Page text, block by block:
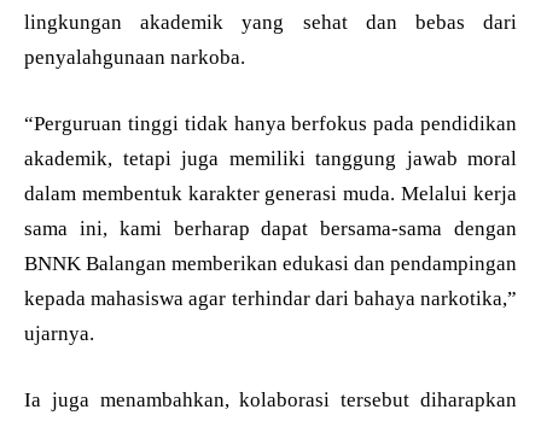
lingkungan akademik yang sehat dan bebas dari
penyalahgunaan narkoba.
“Perguruan tinggi tidak hanya berfokus pada pendidikan
akademik, tetapi juga memiliki tanggung jawab moral
dalam membentuk karakter generasi muda. Melalui kerja
sama ini, kami berharap dapat bersama-sama dengan
BNNK Balangan memberikan edukasi dan pendampingan
kepada mahasiswa agar terhindar dari bahaya narkotika,”
ujarnya.
Ia juga menambahkan, kolaborasi tersebut diharapkan